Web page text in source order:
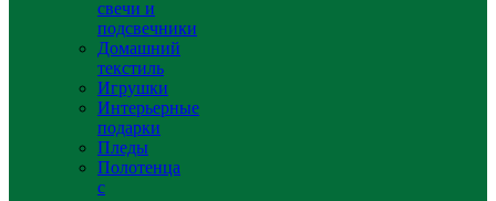
свечи и
подсвечники
Домашний
текстиль
Игрушки
Интерьерные
подарки
Пледы
Полотенца
с